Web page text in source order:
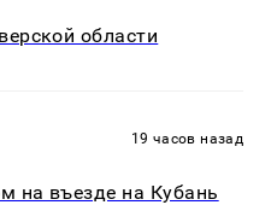
области
19 часов назад
на въезде на Кубань